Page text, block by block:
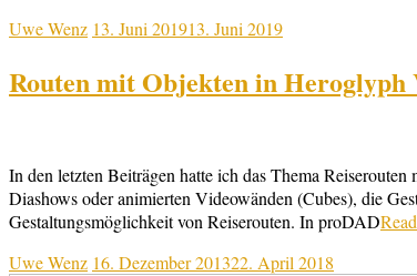
Uwe Wenz 13. Juni 201913. Juni 2019
Routen mit Objekten in Heroglyph
In den letzten Beiträgen hatte ich das Thema
Diashows oder animierten Videowänden (Cubes), die
Gestaltungsmöglichkeit von Reiserouten. In proDAD
Uwe Wenz 16. Dezember 201322. April 2018